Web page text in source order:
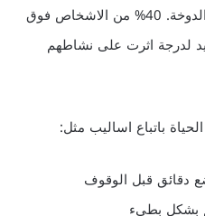
اضطراب المشية , عدم الثبات و الدوخة. 40% من الاشخاص فوق
لدرجة اثرت على نشاطهم
باتباع اساليب مثل: